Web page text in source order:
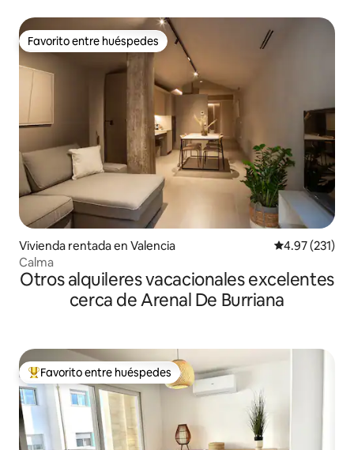
Favorito entre huéspedes
Favorito entre huéspedes
Vivienda rentada en Valencia Calificación
4.97 (231)
Calma
Otros alquileres vacacionales excelentes
cerca de Arenal De Burriana
Favorito entre huéspedes preferido
Favorito entre huéspedes